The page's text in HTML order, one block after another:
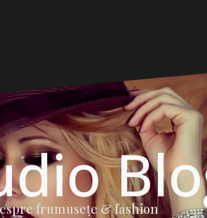
frumuseţe & fashion